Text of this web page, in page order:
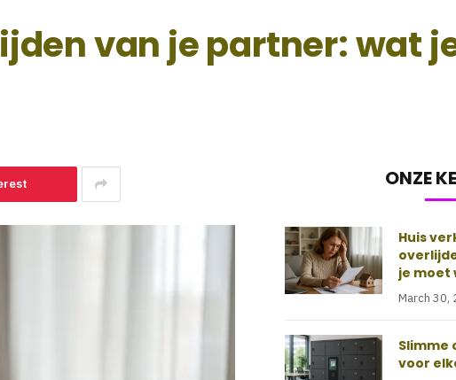
van je partner: wat
ONZE
Huis
je moet
March 30,
Slimme
voor